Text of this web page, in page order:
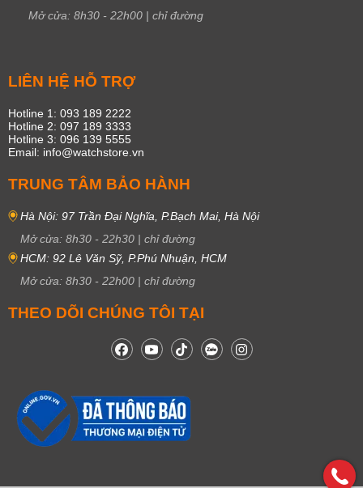
Mở cửa: 8h30 - 22h00 | chỉ đường
LIÊN HỆ HỖ TRỢ
Hotline 1: 093 189 2222
Hotline 2: 097 189 3333
Hotline 3: 096 139 5555
Email: info@watchstore.vn
TRUNG TÂM BẢO HÀNH
Hà Nội: 97 Trần Đại Nghĩa, P.Bạch Mai, Hà Nội
Mở cửa: 8h30 - 22h30 | chỉ đường
HCM: 92 Lê Văn Sỹ, P.Phú Nhuận, HCM
Mở cửa: 8h30 - 22h00 | chỉ đường
THEO DÕI CHÚNG TÔI TẠI